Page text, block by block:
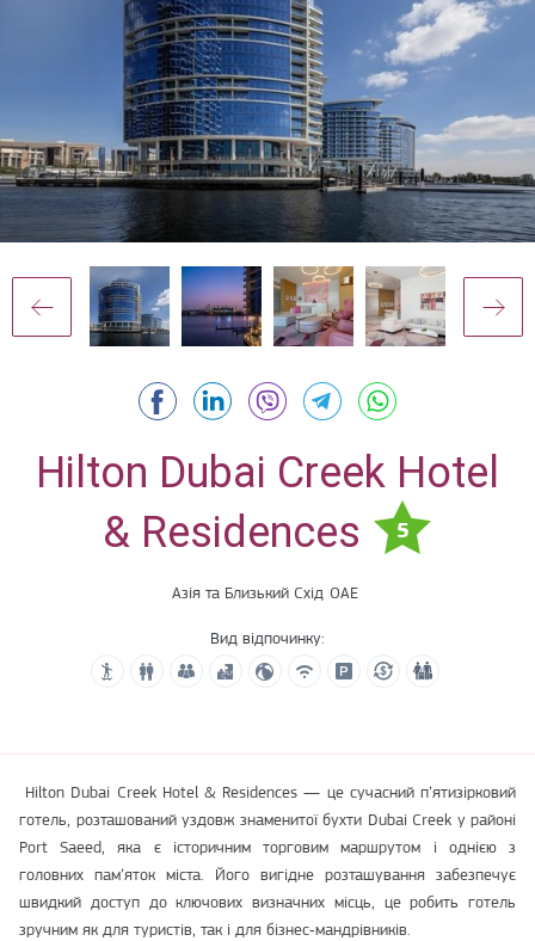
Hilton Dubai Creek Hotel
& Residences
5
Азія та Близький Схід ОАЕ
Вид відпочинку:
Hilton Dubai Creek Hotel & Residences — це сучасний п’ятизірковий
готель, розташований уздовж знаменитої бухти Dubai Creek у районі
Port Saeed, яка є історичним торговим маршрутом і однією з
головних пам’яток міста. Його вигідне розташування забезпечує
швидкий доступ до ключових визначних місць, це робить готель
зручним як для туристів, так і для бізнес‑мандрівників.